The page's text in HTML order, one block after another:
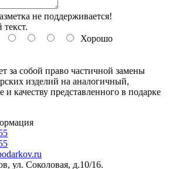
не поддерживается!
Хорошо
за собой право частичной замены
изделий на аналогичный,
качеству представленного в подарке
ул. Соколовая, д.10/16.